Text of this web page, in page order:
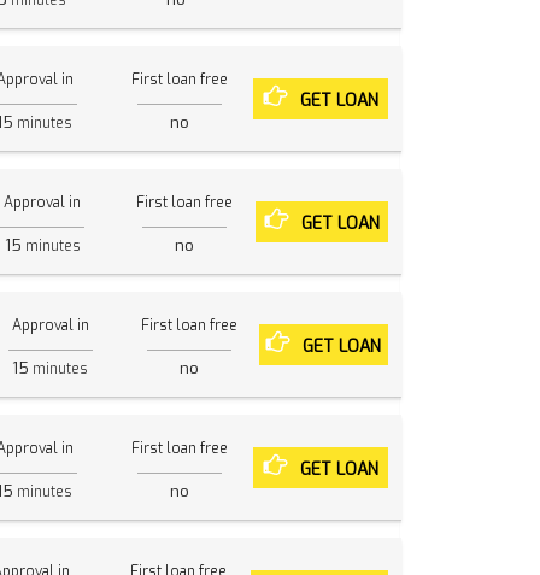
in
minutes
First loan free
no
GET LOAN
Approval in
15 minutes
First loan free
no
GET LOAN
Approval in
15 minutes
First loan free
no
GET LOAN
in
minutes
First loan free
no
GET LOAN